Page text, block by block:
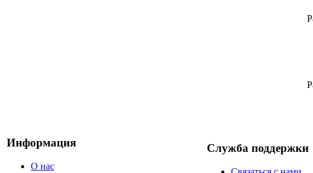
Информация
О нас
Служба поддержки